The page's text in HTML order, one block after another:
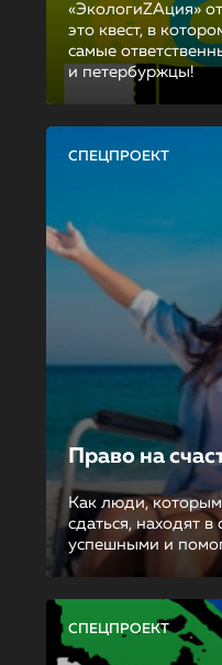
«ЭкологиZAция»
это квест, в
самые
и петербуржцы!
СПЕЦПРОЕКТ
Право на
Как люди,
сдаться, находят
успешными и
СПЕЦПРОЕКТ